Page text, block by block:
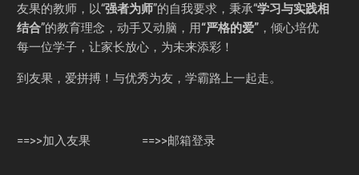
友果的教师，以“强者为师”的自我要求，秉承“学习与实践相
结合”的教育理念，动手又动脑，用“严格的爱” ，倾心培优
每一位学子，让家长放心，为未来添彩！
到友果，爱拼搏！与优秀为友，学霸路上一起走。
==>>加入友果 ==>>邮箱登录